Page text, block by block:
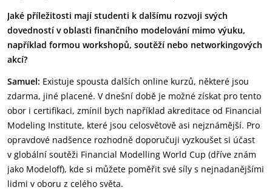
Jaké příležitosti mají studenti k dalšímu rozvoji svých
dovedností v oblasti finančního modelování mimo výuku,
například formou workshopů, soutěží nebo networkingových
akcí?
Samuel: Existuje spousta dalších online kurzů, některé jsou
zdarma, jiné placené. V dnešní době je možné získat pro tento
obor i certifikaci, zmínil bych například akreditace od Financial
Modeling Institute, které jsou celosvětově asi nejznámější. Pro
opravdové nadšence rozhodně doporučuji vyzkoušet si účast
v globální soutěži Financial Modelling World Cup (dříve znám
jako Modeloff), kde si můžete poměřit své síly s nejnadanějšími
lidmi v oboru z celého světa.